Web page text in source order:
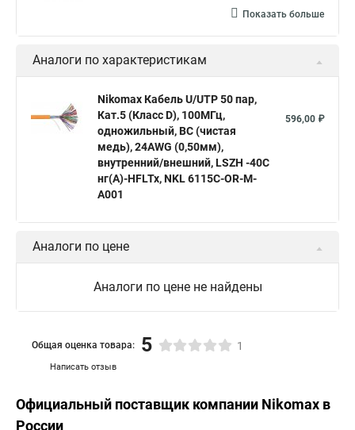
Показать больше
Аналоги по характеристикам
Nikomax Кабель U/UTP 50 пар,
Кат.5 (Класс D), 100МГц,
одножильный, BC (чистая
медь), 24AWG (0,50мм),
внутренний/внешний, LSZH -40C
нг(А)-HFLTx, NKL 6115C-OR-M-
A001
596,00 ₽
Аналоги по цене
Аналоги по цене не найдены
Написать отзыв
Общая оценка товара: 5 1
Официальный поставщик компании Nikomax в
России